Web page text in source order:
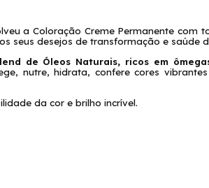
a Coloração Creme Permanente com
seus desejos de transformação e saúde
de Óleos Naturais, ricos em
nutre, hidrata, confere cores
da cor e brilho incrível.